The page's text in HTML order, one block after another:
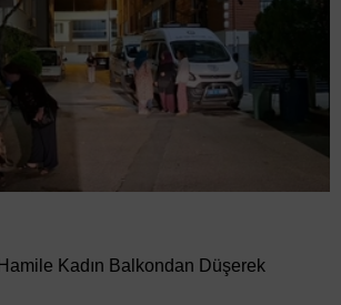
Kadın Balkondan Düşerek